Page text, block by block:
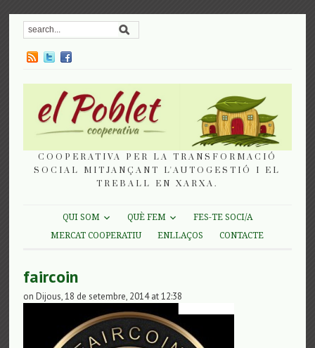
COOPERATIVA PER LA TRANSFORMACIÓ
SOCIAL MITJANÇANT L'AUTOGESTIÓ I EL
TREBALL EN XARXA.
QUI SOM QUÈ FEM
FES-TE SOCI/A
MERCAT COOPERATIU
ENLLAÇOS CONTACTE
faircoin
on Dijous, 18 de setembre, 2014 at 12:38